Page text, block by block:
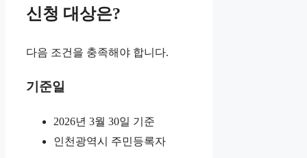
신청 대상은?
다음 조건을 충족해야 합니다.
기준일
2026년 3월 30일 기준
인천광역시 주민등록자